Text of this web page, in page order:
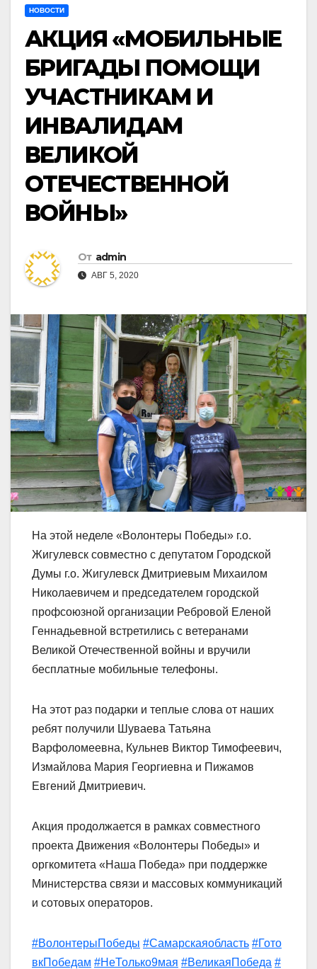
НОВОСТИ
АКЦИЯ «МОБИЛЬНЫЕ
БРИГАДЫ ПОМОЩИ
УЧАСТНИКАМ И
ИНВАЛИДАМ
ВЕЛИКОЙ
ОТЕЧЕСТВЕННОЙ
ВОЙНЫ»
От admin
АВГ 5, 2020
На этой неделе «Волонтеры Победы» г.о.
Жигулевск совместно с депутатом Городской
Думы г.о. Жигулевск Дмитриевым Михаилом
Николаевичем и председателем городской
профсоюзной организации Ребровой Еленой
Геннадьевной встретились с ветеранами
Великой Отечественной войны и вручили
бесплатные мобильные телефоны.
На этот раз подарки и теплые слова от наших
ребят получили Шуваева Татьяна
Варфоломеевна, Кульнев Виктор Тимофеевич,
Измайлова Мария Георгиевна и Пижамов
Евгений Дмитриевич.
Акция продолжается в рамках совместного
проекта Движения «Волонтеры Победы» и
оргкомитета «Наша Победа» при поддержке
Министерства связи и массовых коммуникаций
и сотовых операторов.
#ВолонтерыПобеды #Самарскаяобласть #Гото
вкПобедам #НеТолько9мая #ВеликаяПобеда #